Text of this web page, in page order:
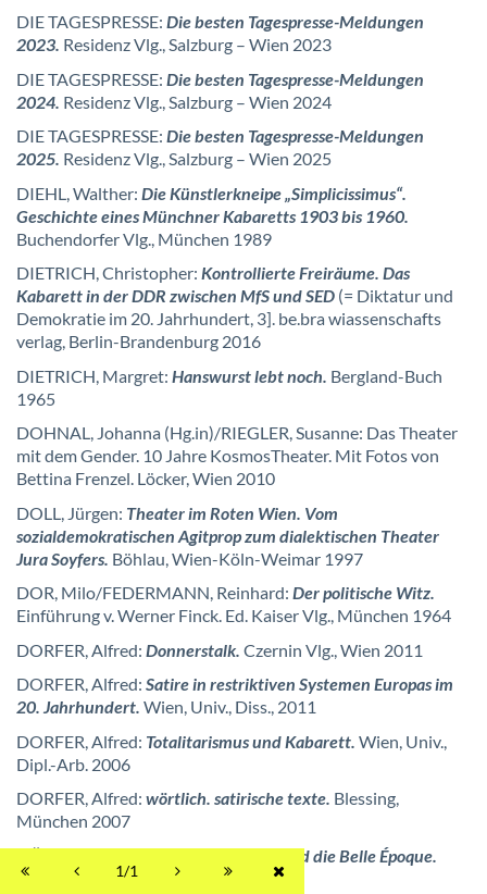
DIE TAGESPRESSE: Die besten Tagespresse-Meldungen
2023. Residenz Vlg., Salzburg – Wien 2023
DIE TAGESPRESSE: Die besten Tagespresse-Meldungen
2024. Residenz Vlg., Salzburg – Wien 2024
DIE TAGESPRESSE: Die besten Tagespresse-Meldungen
2025. Residenz Vlg., Salzburg – Wien 2025
DIEHL, Walther: Die Künstlerkneipe „Simplicissimus“.
Geschichte eines Münchner Kabaretts 1903 bis 1960.
Buchendorfer Vlg., München 1989
DIETRICH, Christopher: Kontrollierte Freiräume. Das
Kabarett in der DDR zwischen MfS und SED (= Diktatur und
Demokratie im 20. Jahrhundert, 3]. be.bra wiassenschafts
verlag, Berlin-Brandenburg 2016
DIETRICH, Margret: Hanswurst lebt noch. Bergland-Buch
1965
DOHNAL, Johanna (Hg.in)/RIEGLER, Susanne: Das Theater
mit dem Gender. 10 Jahre KosmosTheater. Mit Fotos von
Bettina Frenzel. Löcker, Wien 2010
DOLL, Jürgen: Theater im Roten Wien. Vom
sozialdemokratischen Agitprop zum dialektischen Theater
Jura Soyfers. Böhlau, Wien-Köln-Weimar 1997
DOR, Milo/FEDERMANN, Reinhard: Der politische Witz.
Einführung v. Werner Finck. Ed. Kaiser Vlg., München 1964
DORFER, Alfred: Donnerstalk. Czernin Vlg., Wien 2011
DORFER, Alfred: Satire in restriktiven Systemen Europas im
20. Jahrhundert. Wien, Univ., Diss., 2011
DORFER, Alfred: Totalitarismus und Kabarett. Wien, Univ.,
Dipl.-Arb. 2006
DORFER, Alfred: wörtlich. satirische texte. Blessing,
München 2007
DÖRING, Jürgen:Toulouse-Lautrec und die Belle Époque.
Prestel, München 2002
1/1